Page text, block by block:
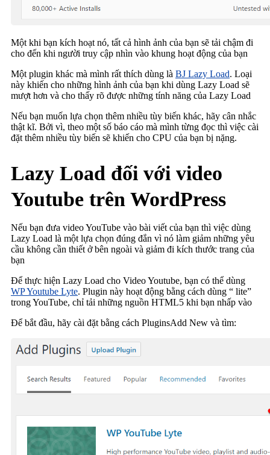
Một khi bạn kích hoạt nó, tất cả hình ảnh của bạn sẽ tải chậm đi
cho đến khi người truy cập nhìn vào khung hoạt động của bạn
Một plugin khác mà mình rất thích dùng là BJ Lazy Load. Loại
này khiến cho những hình ảnh của bạn khi dùng Lazy Load sẽ
mượt hơn và cho thấy rõ được những tính năng của Lazy Load
Nếu bạn muốn lựa chọn thêm nhiều tùy biến khác, hãy cân nhắc
thật kĩ. Bởi vì, theo một số báo cáo mà mình từng đọc thì việc cài
đặt thêm nhiều tùy biến sẽ khiến cho CPU của bạn bị nặng.
Lazy Load đối với video
Youtube trên WordPress
Nếu bạn đưa video YouTube vào bài viết của bạn thì việc dùng
Lazy Load là một lựa chọn đúng đắn vì nó làm giảm những yêu
cầu không cần thiết ở bên ngoài và giảm đi kích thước trang của
bạn
Để thực hiện Lazy Load cho Video Youtube, bạn có thể dùng
WP Youtube Lyte. Plugin này hoạt động bằng cách dùng “ lite”
trong YouTube, chỉ tải những nguồn HTML5 khi bạn nhấp vào
Để bắt đầu, hãy cài đặt bằng cách PluginsAdd New và tìm: